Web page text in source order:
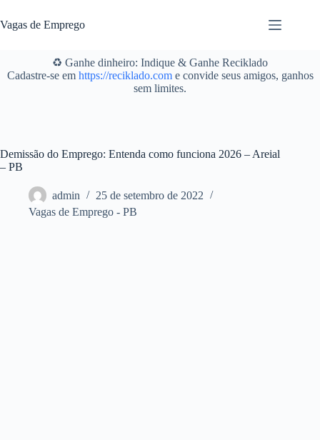
para
o
Vagas de Emprego
♻️ Ganhe dinheiro: Indique & Ganhe Reciklado
Cadastre-se em https://reciklado.come convide seus amigos, ganhos
sem limites.
Demissão do Emprego: Entenda como funciona 2026 – Areial
– PB
admin
25 de setembro de 2022
Vagas de Emprego - PB